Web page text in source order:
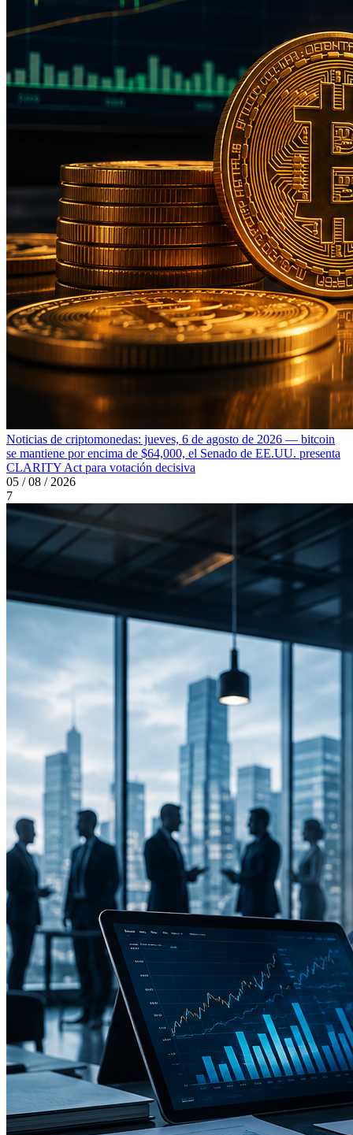
Noticias de criptomonedas: jueves, 6 de agosto de 2026 — bitcoin
se mantiene por encima de $64,000, el Senado de EE.UU. presenta
CLARITY Act para votación decisiva
05 / 08 / 2026
7